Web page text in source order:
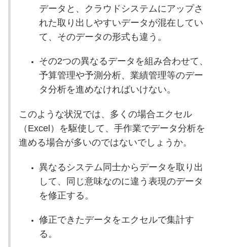
データと、クラウドシステムにアップさ
れた取り出しやすいデータが混在してい
て、そのデータの形式も違う。
その2つの異なるデータを組み合わせて、
予算管理や予測分析、業績管理等のデー
タ分析を進めなければいけない。
このような状況では、多くの場合エクセル
（Excel）を駆使して、手作業でデータ分析を
進める場合が多いのではないでしょうか。
異なるシステム同士からデータを取り出
して、同じ意味なのに違う表現のデータ
を修正する。
修正できたデータをエクセルで集計す
る。